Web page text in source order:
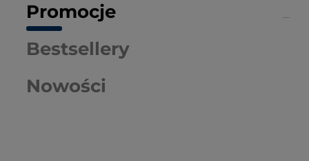
Promocje
Nowości
Bestsellery